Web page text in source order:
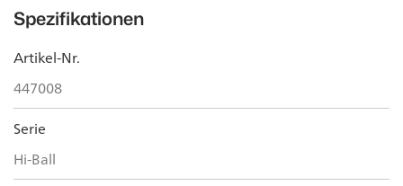
Spezifikationen
Artikel-Nr.
447008
Serie
Hi-Ball